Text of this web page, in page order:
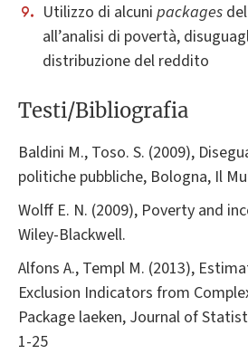
Utilizzo di alcuni packages
all’analisi di povertà,
distribuzione del reddito
Testi/Bibliografia
Baldini M., Toso. S. (2009),
politiche pubbliche, Bologna, Il
Wolff E. N. (2009), Poverty and
Wiley-Blackwell.
Alfons A., Templ M. (2013),
Exclusion Indicators from
Package laeken, Journal of
1-25